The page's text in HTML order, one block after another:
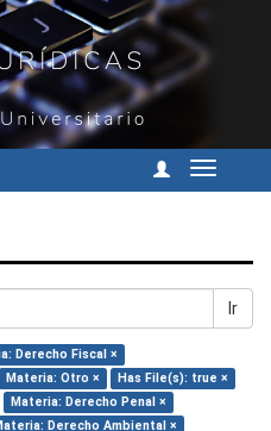
Cambiar
Ir
Derecho Fiscal ×
Materia: Otro ×
Has File(s): true ×
Materia: Derecho Penal ×
Derecho Ambiental ×